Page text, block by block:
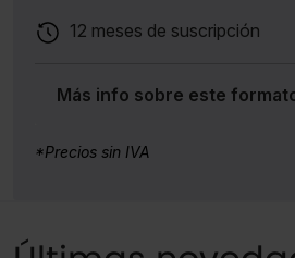
12 meses de suscripción
Más info sobre este
*Precios sin IVA